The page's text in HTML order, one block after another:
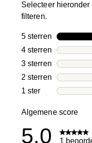
Selecteer
filteren.
5 sterren sterren
4 sterren sterren
3 sterren sterren
2 sterren sterren
1 ster sterren
Algemene score
5.0 1